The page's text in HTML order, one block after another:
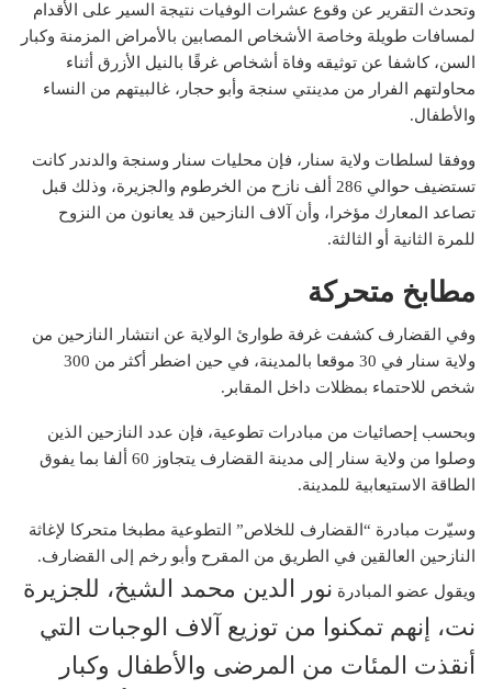
وتحدث التقرير عن وقوع عشرات الوفيات نتيجة السير على الأقدام
لمسافات طويلة وخاصة الأشخاص المصابين بالأمراض المزمنة وكبار
السن، كاشفا عن توثيقه وفاة أشخاص غرقًا بالنيل الأزرق أثناء
محاولتهم الفرار من مدينتي سنجة وأبو حجار، غالبيتهم من النساء
والأطفال.
ووفقا لسلطات ولاية سنار، فإن محليات سنار وسنجة والدندر كانت
تستضيف حوالي 286 ألف نازح من الخرطوم والجزيرة، وذلك قبل
تصاعد المعارك مؤخرا، وأن آلاف النازحين قد يعانون من النزوح
للمرة الثانية أو الثالثة.
مطابخ متحركة
وفي القضارف كشفت غرفة طوارئ الولاية عن انتشار النازحين من
ولاية سنار في 30 موقعا بالمدينة، في حين اضطر أكثر من 300
شخص للاحتماء بمظلات داخل المقابر.
وبحسب إحصائيات من مبادرات تطوعية، فإن عدد النازحين الذين
وصلوا من ولاية سنار إلى مدينة القضارف يتجاوز 60 ألفا بما يفوق
الطاقة الاستيعابية للمدينة.
وسيّرت مبادرة “القضارف للخلاص” التطوعية مطبخا متحركا لإغاثة
النازحين العالقين في الطريق من المقرح وأبو رخم إلى القضارف.
ويقول عضو المبادرة نور الدين محمد الشيخ، للجزيرة
نت، إنهم تمكنوا من توزيع آلاف الوجبات التي
أنقذت المئات من المرضى والأطفال وكبار